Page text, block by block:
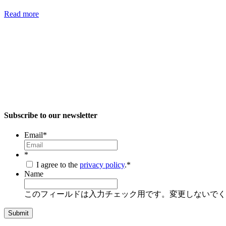
Read more
Subscribe to our newsletter
Email*
*
I agree to the privacy policy.*
Name
このフィールドは入力チェック用です。変更しないで